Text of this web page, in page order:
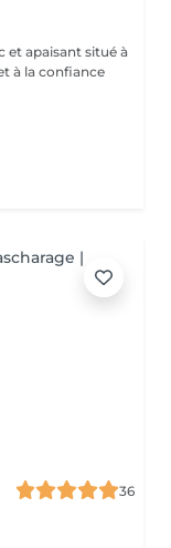
et apaisant situé à
à la confiance
36